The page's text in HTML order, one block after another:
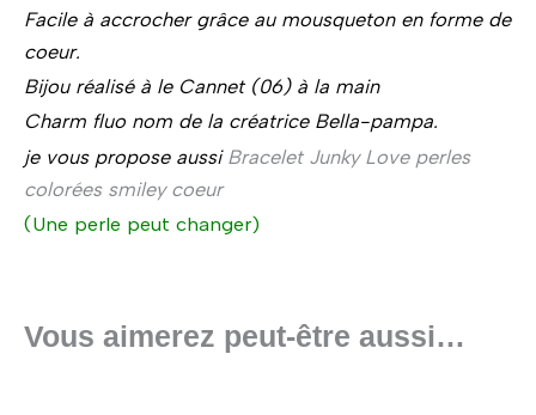
Facile à accrocher grâce au mousqueton en forme de
coeur.
Bijou réalisé à le Cannet (06) à la main
Charm fluo nom de la créatrice Bella-pampa.
je vous propose aussi Bracelet Junky Love perles
colorées smiley coeur
(Une perle peut changer)
Vous aimerez peut-être aussi…